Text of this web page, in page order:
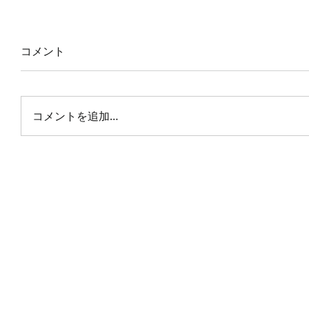
コメント
コメントを追加…